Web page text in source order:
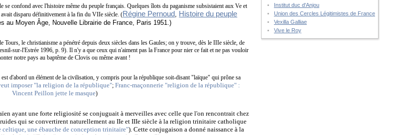
se confond avec l'histoire même du peuple français. Quelques îlots du paganisme subsistaient aux Ve et
disparu définitivement à la fin du VIIe siècle. (Régine Pernoud Histoire du peuple
au Moyen Âge, Nouvelle Librairie de France, Paris 1951.)
le christianisme a pénétré depuis deux siècles dans les Gaules; on y trouve, dès le IIIe siècle, de
sur-l'Estrée 1996, p. 9).Il n'y a que ceux qui n'aiment pas la France pour nier ce fait et ne pas vouloir
notre pays au baptême de Clovis ou même avant !
d'abord un élément de la civilisation, y compris pour la république soit-disant "laïque" qui prône sa
imposer "la religion de la république";Franc-maçonnerie "religion de la république" :
Vincent Peillon jette le masque)
ayant une forte religiosité se conjuguait à merveilles avec celle que l'on rencontrait chez
qui se convertirent naturellement au IIe et IIIe siècle à la religion trinitaire catholique
celtique, une ébauche de conception trinitaire"). Cette conjugaison a donné naissance à la
Institut duc d'Anjou
Union des Cercles Légitimistes de France
Vexilla Galliae
Vive le Roy